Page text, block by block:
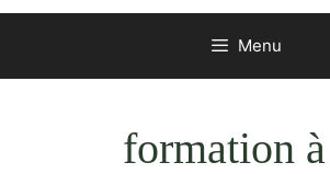
Menu
formation